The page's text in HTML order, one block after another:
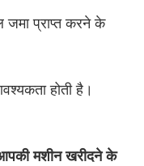
जमा प्राप्त करने के
होती है।
मशीन खरीदने के